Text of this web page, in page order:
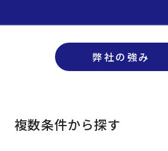
弊社の強み
複数条件から探す